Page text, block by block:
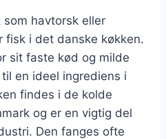
havtorsk eller
i det danske køkken.
sit faste kød og milde
en ideel ingrediens i
findes i de kolde
og er en vigtig del
Den fanges ofte